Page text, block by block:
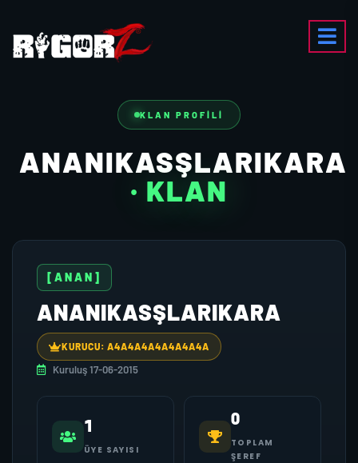
KLAN PROFILI
ANANIKASŞLARIKARA
· KLAN
[ANAN]
ANANIKASŞLARIKARA
KURUCU: A4A4A4A4A4A4A4A
Kuruluş 17-06-2015
1
ÜYE SAYISI
0
TOPLAM
ŞEREF